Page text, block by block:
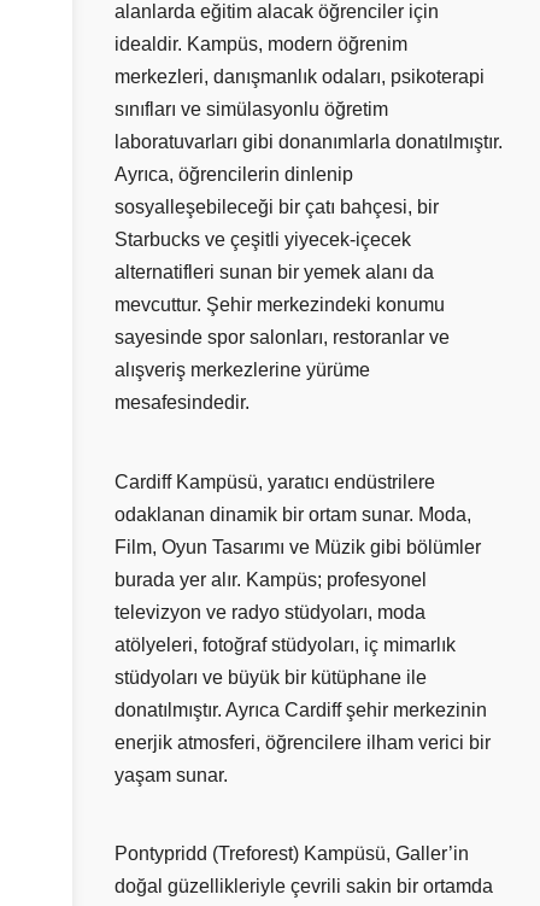
alanlarda eğitim alacak öğrenciler için
idealdir. Kampüs, modern öğrenim
merkezleri, danışmanlık odaları, psikoterapi
sınıfları ve simülasyonlu öğretim
laboratuvarları gibi donanımlarla donatılmıştır.
Ayrıca, öğrencilerin dinlenip
sosyalleşebileceği bir çatı bahçesi, bir
Starbucks ve çeşitli yiyecek-içecek
alternatifleri sunan bir yemek alanı da
mevcuttur. Şehir merkezindeki konumu
sayesinde spor salonları, restoranlar ve
alışveriş merkezlerine yürüme
mesafesindedir.
Cardiff Kampüsü, yaratıcı endüstrilere
odaklanan dinamik bir ortam sunar. Moda,
Film, Oyun Tasarımı ve Müzik gibi bölümler
burada yer alır. Kampüs; profesyonel
televizyon ve radyo stüdyoları, moda
atölyeleri, fotoğraf stüdyoları, iç mimarlık
stüdyoları ve büyük bir kütüphane ile
donatılmıştır. Ayrıca Cardiff şehir merkezinin
enerjik atmosferi, öğrencilere ilham verici bir
yaşam sunar.
Pontypridd (Treforest) Kampüsü, Galler’in
doğal güzellikleriyle çevrili sakin bir ortamda